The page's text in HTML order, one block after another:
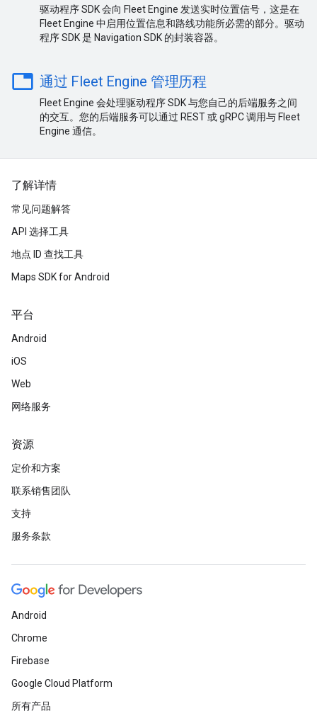
驱动程序 SDK 会向 Fleet Engine 发送实时位置信号，这是在
Fleet Engine 中启用位置信息和路线功能所必需的部分。驱动
程序 SDK 是 Navigation SDK 的封装容器。
table
通过 Fleet Engine 管理历程
Fleet Engine 会处理驱动程序 SDK 与您自己的后端服务之间
的交互。您的后端服务可以通过 REST 或 gRPC 调用与 Fleet
Engine 通信。
了解详情
常见问题解答
API 选择工具
地点 ID 查找工具
Maps SDK for Android
平台
Android
iOS
Web
网络服务
资源
定价和方案
联系销售团队
支持
服务条款
Android
Chrome
Firebase
Google Cloud Platform
所有产品